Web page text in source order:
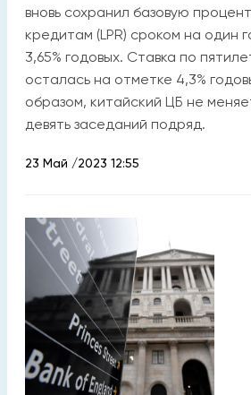
вновь сохранил базовую
кредитам (LPR) сроком на один
3,65% годовых. Ставка по
осталась на отметке 4,3%
образом, китайский ЦБ не
девять заседаний подряд.
23 Май /2023 12:55